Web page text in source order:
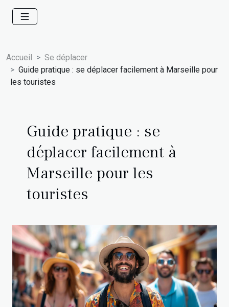
Accueil
Se déplacer
Guide pratique : se déplacer facilement à Marseille pour
les touristes
Guide pratique : se
déplacer facilement à
Marseille pour les
touristes